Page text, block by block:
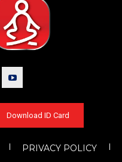
Download ID Card
PRIVACY POLICY